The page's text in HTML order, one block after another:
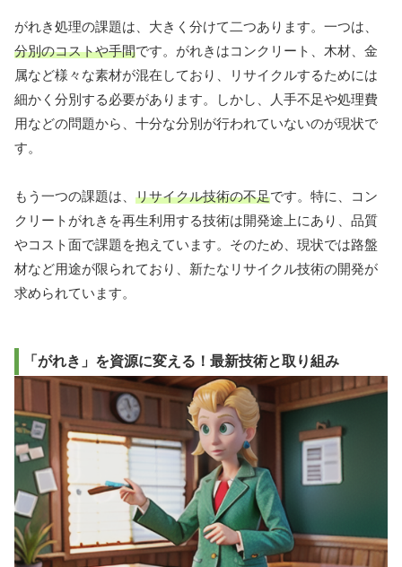
がれき処理の課題は、大きく分けて二つあります。一つは、
分別のコストや手間です。がれきはコンクリート、木材、金
属など様々な素材が混在しており、リサイクルするためには
細かく分別する必要があります。しかし、人手不足や処理費
用などの問題から、十分な分別が行われていないのが現状で
す。
もう一つの課題は、 リサイクル技術の不足です。特に、コン
クリートがれきを再生利用する技術は開発途上にあり、品質
やコスト面で課題を抱えています。そのため、現状では路盤
材など用途が限られており、新たなリサイクル技術の開発が
求められています。
「がれき」を資源に変える！最新技術と取り組み